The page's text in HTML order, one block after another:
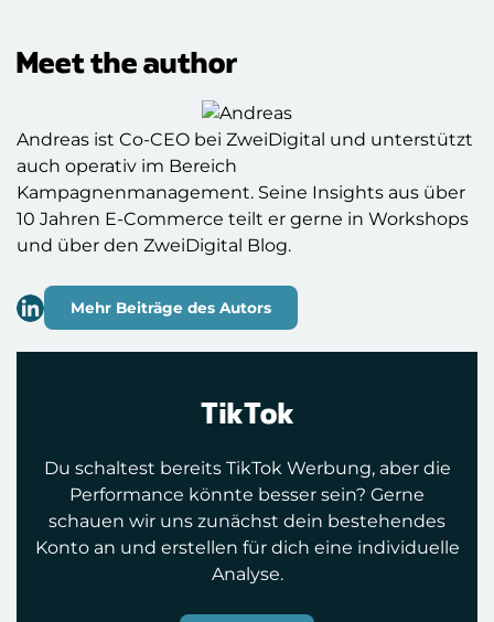
Meet the author
Andreas ist Co-CEO bei ZweiDigital und unterstützt
auch operativ im Bereich
Kampagnenmanagement. Seine Insights aus über
10 Jahren E-Commerce teilt er gerne in Workshops
und über den ZweiDigital Blog.
Mehr Beiträge des Autors
TikTok
Du schaltest bereits TikTok Werbung, aber die
Performance könnte besser sein? Gerne
schauen wir uns zunächst dein bestehendes
Konto an und erstellen für dich eine individuelle
Analyse.